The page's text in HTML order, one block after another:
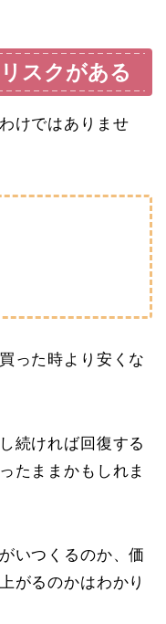
スクがある
けではありませ
った時より安くな
続ければ回復する
たままかもしれま
いつくるのか、価
がるのかはわかり